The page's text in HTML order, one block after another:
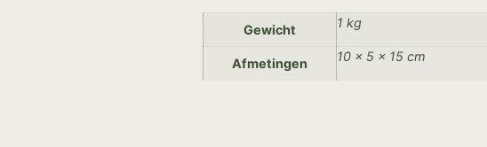
Gewicht 1 kg
Afmetingen 10 × 5 × 15 cm